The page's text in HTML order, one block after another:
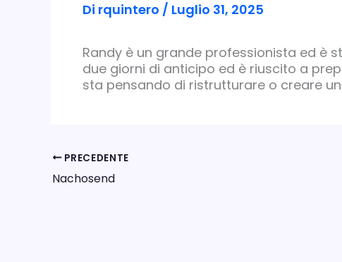
Di rquintero / Luglio 31, 2025
Randy è un grande professionista ed è
due giorni di anticipo ed è riuscito a
sta pensando di ristrutturare o creare
PRECEDENTE
Nachosend